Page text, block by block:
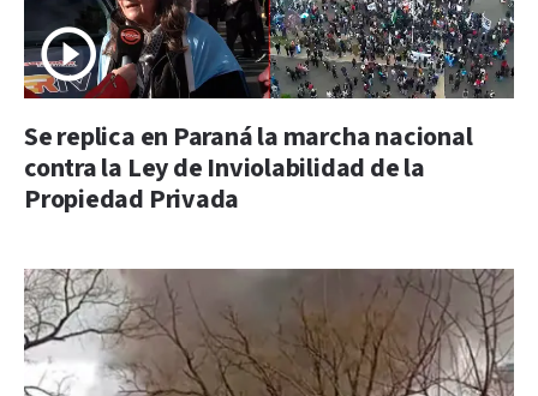
Se replica en Paraná la marcha nacional
contra la Ley de Inviolabilidad de la
Propiedad Privada